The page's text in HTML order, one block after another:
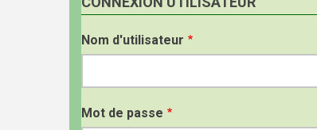
Nom d'utilisateur
Mot de passe